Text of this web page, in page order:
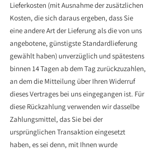
Lieferkosten (mit Ausnahme der zusätzlichen
Kosten, die sich daraus ergeben, dass Sie
eine andere Art der Lieferung als die von uns
angebotene, günstigste Standardlieferung
gewählt haben) unverzüglich und spätestens
binnen 14 Tagen ab dem Tag zurückzuzahlen,
an dem die Mitteilung über Ihren Widerruf
dieses Vertrages bei uns eingegangen ist. Für
diese Rückzahlung verwenden wir dasselbe
Zahlungsmittel, das Sie bei der
ursprünglichen Transaktion eingesetzt
haben, es sei denn, mit Ihnen wurde